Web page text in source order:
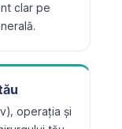
clar pe
operația și